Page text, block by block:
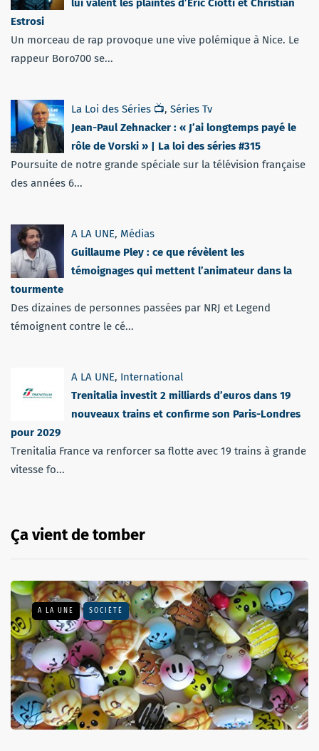
lui valent les plaintes d’Éric Ciotti et Christian
Estrosi
Un morceau de rap provoque une vive polémique à Nice. Le
rappeur Boro700 se...
La Loi des Séries 📺, Séries Tv
Jean-Paul Zehnacker : « J’ai longtemps payé le
rôle de Vorski » | La loi des séries #315
Poursuite de notre grande spéciale sur la télévision française
des années 6...
A LA UNE, Médias
Guillaume Pley : ce que révèlent les
témoignages qui mettent l’animateur dans la
tourmente
Des dizaines de personnes passées par NRJ et Legend
témoignent contre le cé...
A LA UNE, International
Trenitalia investit 2 milliards d’euros dans 19
nouveaux trains et confirme son Paris-Londres
pour 2029
Trenitalia France va renforcer sa flotte avec 19 trains à grande
vitesse fo...
Ça vient de tomber
A LA UNE SOCIÉTÉ